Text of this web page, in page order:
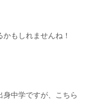
もしれませんね！
身中学ですが、こちら